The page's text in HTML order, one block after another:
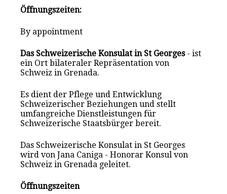
Öffnungszeiten:
By appointment
Das Schweizerische Konsulat in St Georges- ist
ein Ort bilateraler Repräsentation von
Schweiz in Grenada.
Es dient der Pflege und Entwicklung
Schweizerischer Beziehungen und stellt
umfangreiche Dienstleistungen für
Schweizerische Staatsbürger bereit.
Das Schweizerische Konsulat in St Georges
wird von Jana Caniga - Honorar Konsul von
Schweiz in Grenada geleitet.
Öffnungszeiten